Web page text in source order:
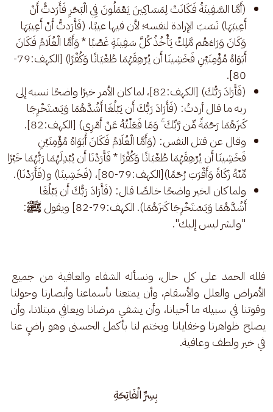
(أَمَّا السَّفِينَةُ فَكَانَتْ لِمَسَاكِينَ يَعْمَلُونَ فِي الْبَحْرِ فَأَرَدتُّ أَنْ
أَعِيبَهَا) نَسَبَ الإرادة لنفسه؛ لأن فيها عيبًا، (فَأَرَدتُّ أَنْ أَعِيبَهَا
وَكَانَ وَرَاءَهُم مَّلِكٌ يَأْخُذُ كُلَّ سَفِينَةٍ غَصْبًا * وَأَمَّا الْغُلَامُ فَكَانَ
أَبَوَاهُ مُؤْمِنَيْنِ فَخَشِينَا أَن يُرْهِقَهُمَا طُغْيَانًا وَكُفْرًا) [الكهف:79-
80].
(فَأَرَادَ رَبُّكَ) [الكهف:82]، لما كان الأمر خيرًا واضحًا نسبه إلى
ربه ما قال أردتُ: (فَأَرَادَ رَبُّكَ أَن يَبْلُغَا أَشُدَّهُمَا وَيَسْتَخْرِجَا
كَنزَهُمَا رَحْمَةً مِّن رَّبِّكَ ۚ وَمَا فَعَلْتُهُ عَنْ أَمْرِي) [الكهف:82].
وقال عن قتل النفس: (وَأَمَّا الْغُلَامُ فَكَانَ أَبَوَاهُ مُؤْمِنَيْنِ
فَخَشِينَا أَن يُرْهِقَهُمَا طُغْيَانًا وَكُفْرًا * فَأَرَدْنَا أَن يُبْدِلَهُمَا رَبُّهُمَا خَيْرًا
مِّنْهُ زَكَاةً وَأَقْرَبَ رُحْمًا)[الكهف:79-80]، (فَخَشِينَا) و(فَأَرَدْنَا).
ولما كان الخير واضحًا خالصًا قال: (فَأَرَادَ رَبُّكَ أَن يَبْلُغَا
أَشُدَّهُمَا وَيَسْتَخْرِجَا كَنزَهُمَا). الكهف:79-82] ويقول
ﷺ:
"والشر ليس إليك".
فلله الحمد على كل حال، ونسأله الشفاء والعافية من جميع
الأمراض والعلل والأسقام، وأن يمتعنا بأسماعنا وأبصارنا وحولنا
وقوتنا في سبيله ما أحيانا، وأن يشفي مرضانا ويعافي مبتلانا، وأن
يصلح ظواهرنا وخفايانا ويختم لنا بأكمل الحسنى وهو راضٍ عنا
في خير ولطف وعافية.
بِسِرِّ الْفَاتِحَةِ